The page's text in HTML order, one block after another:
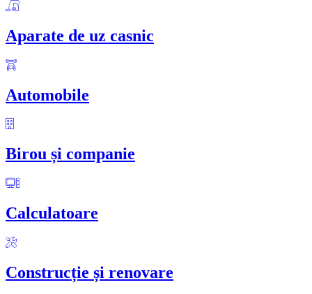
Aparate de uz casnic
Automobile
Birou și companie
Calculatoare
Construcție și renovare